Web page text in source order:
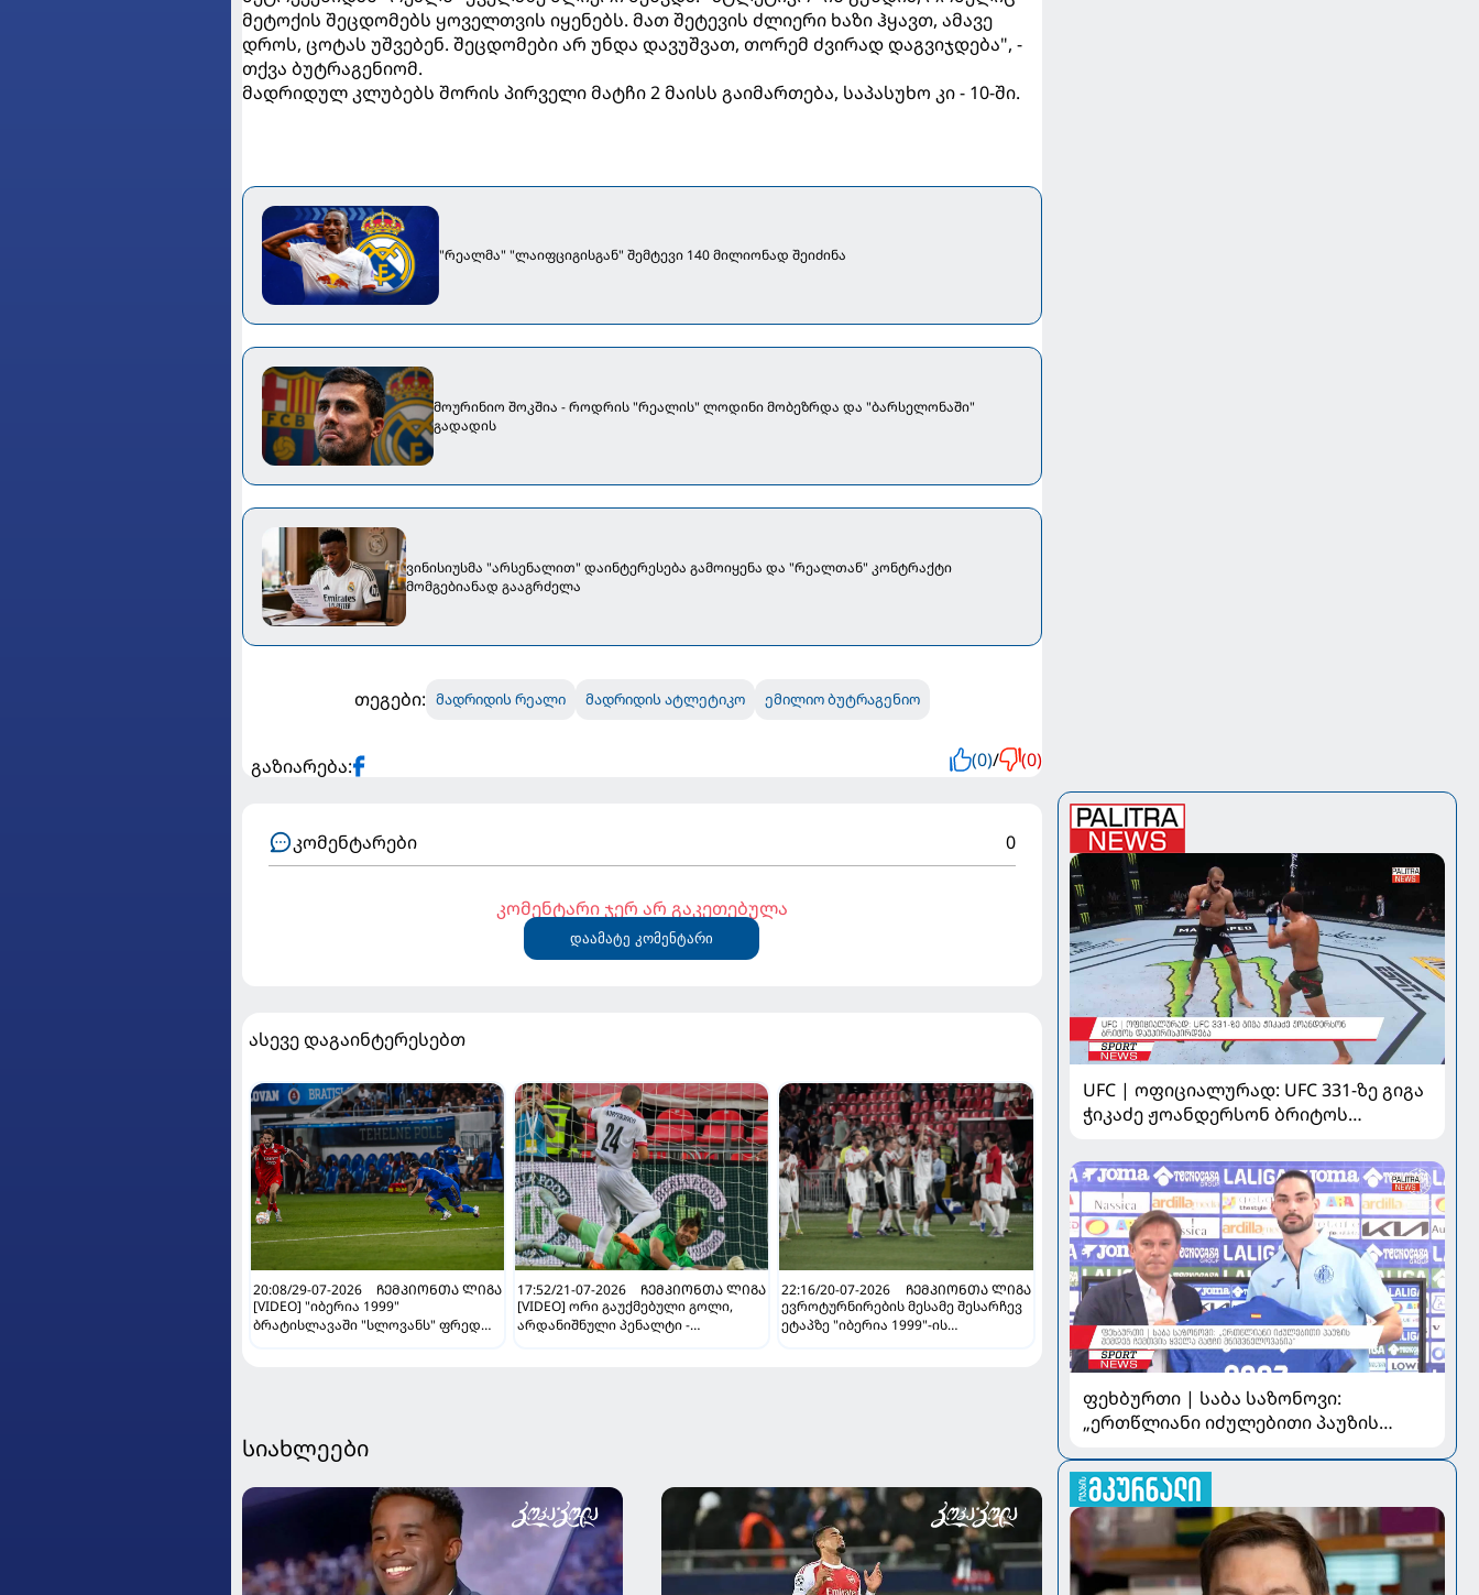
მეტოქის შეცდომებს ყოველთვის იყენებს. მათ შეტევის ძლიერი ხაზი ჰყავთ, ამავე
დროს, ცოტას უშვებენ. შეცდომები არ უნდა დავუშვათ, თორემ ძვირად დაგვიჯდება", -
თქვა ბუტრაგენიომ.
მადრიდულ კლუბებს შორის პირველი მატჩი 2 მაისს გაიმართება, საპასუხო კი - 10-ში.
"რეალმა" "ლაიფციგისგან" შემტევი 140 მილიონად შეიძინა
მოურინიო შოკშია - როდრის "რეალის" ლოდინი მობეზრდა და "ბარსელონაში"
გადადის
ვინისიუსმა "არსენალით" დაინტერესება გამოიყენა და "რეალთან" კონტრაქტი
მომგებიანად გააგრძელა
თეგები: მადრიდის რეალი მადრიდის ატლეტიკო ემილიო ბუტრაგენიო
გაზიარება: (0)/ (0)
კომენტარები 0
კომენტარი ჯერ არ გაკეთებულა
დაამატე კომენტარი
ასევე დაგაინტერესებთ
20:08/29-07-2026
ᲩᲔᲛᲞᲘᲝᲜᲗᲐ ᲚᲘᲒᲐ
[VIDEO] "იბერია 1999"
ბრატისლავაში "სლოვანს" ფრედ
17:52/21-07-2026
ᲩᲔᲛᲞᲘᲝᲜᲗᲐ ᲚᲘᲒᲐ
[VIDEO] ორი გაუქმებული გოლი,
არდანიშნული პენალტი -
22:16/20-07-2026
ᲩᲔᲛᲞᲘᲝᲜᲗᲐ ᲚᲘᲒᲐ
ევროტურნირების მესამე შესარჩევ
ეტაპზე "იბერია 1999"-ის
სიახლეები
UFC | ოფიციალურად: UFC 331-ზე გიგა
ჭიკაძე ჟოანდერსონ ბრიტოს
ფეხბურთი | საბა საზონოვი:
„ერთწლიანი იძულებითი პაუზის
მნიშვნელოვანია“